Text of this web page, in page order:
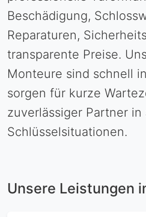
Beschädigung,
Reparaturen,
transparente Preise.
Monteure sind schnell
sorgen für kurze
zuverlässiger Partner in
Schlüsselsituationen.
Unsere Leistungen